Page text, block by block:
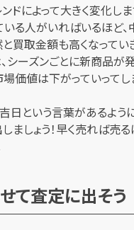
ドによって大きく変化しま
いる人がいればいるほど
買取金額も高くなってい
シーズンごとに新商品が
価値は下がっていって
日という言葉があるよう
ましょう！早く売れば売
て査定に出そう